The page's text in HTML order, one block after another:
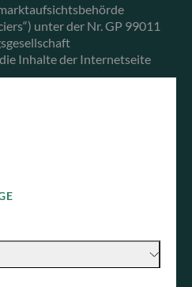
unter der Nr. GP 99011
Inhalte der Internetseite
GmbH